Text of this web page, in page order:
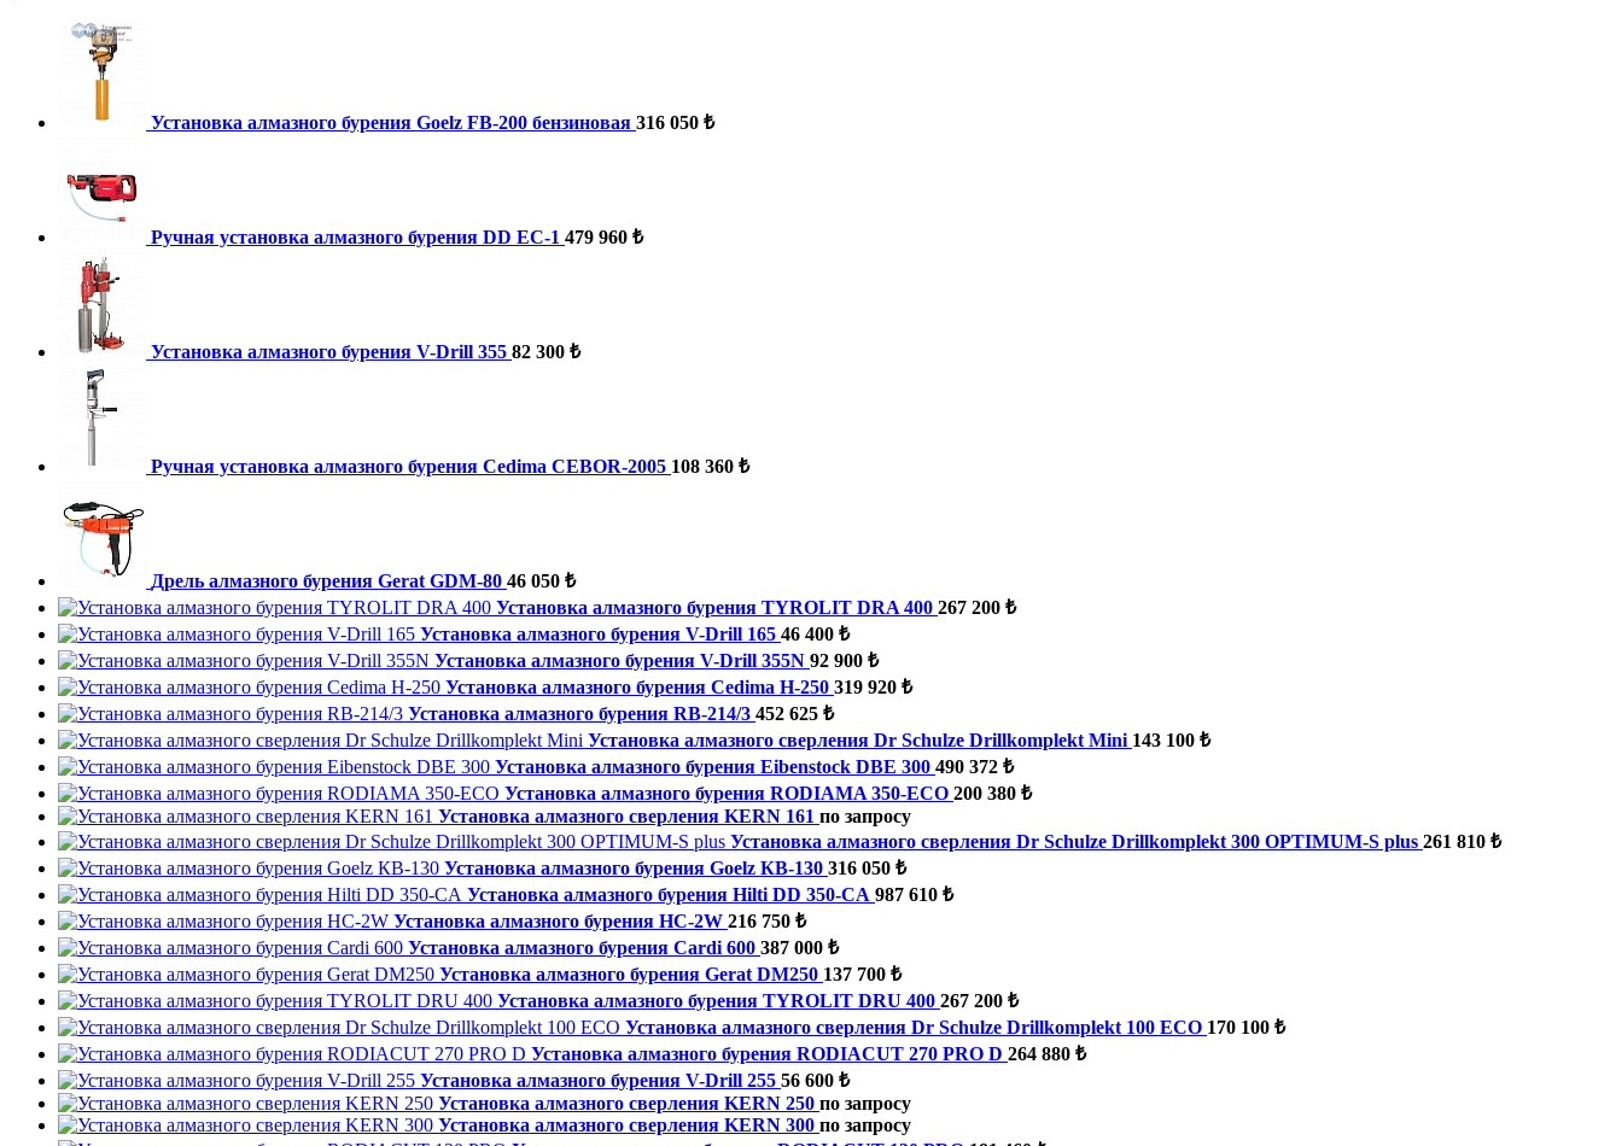
Установка алмазного бурения Goelz FB-200 бензиновая 316 050 ₺
Ручная установка алмазного бурения DD EC-1 479 960 ₺
Установка алмазного бурения V-Drill 355 82 300 ₺
Ручная установка алмазного бурения Cedima CEBOR-2005 108 360 ₺
Дрель алмазного бурения Gerat GDM-80 46 050 ₺
Установка алмазного бурения TYROLIT DRA 400 267 200 ₺
Установка алмазного бурения V-Drill 165 46 400 ₺
Установка алмазного бурения V-Drill 355N 92 900 ₺
Установка алмазного бурения Cedima H-250 319 920 ₺
Установка алмазного бурения RB-214/3 452 625 ₺
Установка алмазного сверления Dr Schulze Drillkomplekt Mini 143 100 ₺
Установка алмазного бурения Eibenstock DBE 300 490 372 ₺
Установка алмазного бурения RODIAMA 350-ECO 200 380 ₺
Установка алмазного сверления KERN 161 по запросу
Установка алмазного сверления Dr Schulze Drillkomplekt 300 OPTIMUM-S plus 261 810 ₺
Установка алмазного бурения Goelz КВ-130 316 050 ₺
Установка алмазного бурения Hilti DD 350-CA 987 610 ₺
Установка алмазного бурения HC-2W 216 750 ₺
Установка алмазного бурения Cardi 600 387 000 ₺
Установка алмазного бурения Gerat DM250 137 700 ₺
Установка алмазного бурения TYROLIT DRU 400 267 200 ₺
Установка алмазного сверления Dr Schulze Drillkomplekt 100 ECO 170 100 ₺
Установка алмазного бурения RODIACUT 270 PRO D 264 880 ₺
Установка алмазного бурения V-Drill 255 56 600 ₺
Установка алмазного сверления KERN 250 по запросу
Установка алмазного сверления KERN 300 по запросу